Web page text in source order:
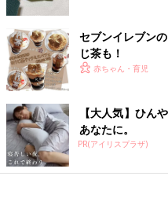
セブンイレブン
じ茶も！
赤ちゃん・育児
【大人気】ひん
あなたに。
PR(アイリスプラザ)